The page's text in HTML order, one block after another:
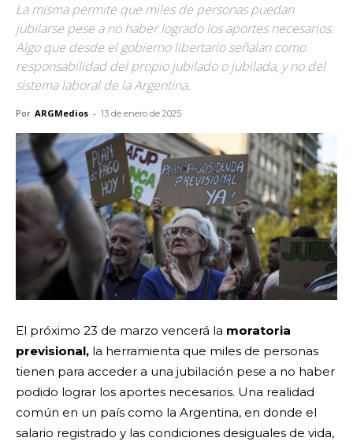
La misma permite que miles de personas puedan
jubilarse pese a no haber logrado los aportes necesarios.
Algo que desde el gobierno libertario señalan como
responsabilidad del propio jubilado o jubilada, y no del
sistema laboral de la Argentina.
Por ARGMedios - 13 de enero de 2025
El próximo 23 de marzo vencerá la moratoria
previsional, la herramienta que miles de personas
tienen para acceder a una jubilación pese a no haber
podido lograr los aportes necesarios. Una realidad
común en un país como la Argentina, en donde el
salario registrado y las condiciones desiguales de vida,